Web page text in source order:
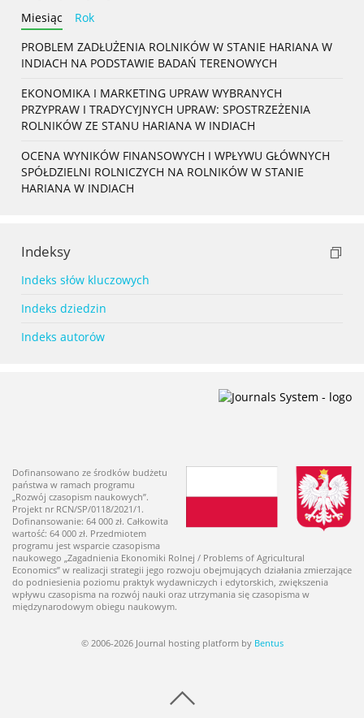
Miesiąc
Rok
PROBLEM ZADŁUŻENIA ROLNIKÓW W STANIE HARIANA W
INDIACH NA PODSTAWIE BADAŃ TERENOWYCH
EKONOMIKA I MARKETING UPRAW WYBRANYCH
PRZYPRAW I TRADYCYJNYCH UPRAW: SPOSTRZEŻENIA
ROLNIKÓW ZE STANU HARIANA W INDIACH
OCENA WYNIKÓW FINANSOWYCH I WPŁYWU GŁÓWNYCH
SPÓŁDZIELNI ROLNICZYCH NA ROLNIKÓW W STANIE
HARIANA W INDIACH
Indeksy
Indeks słów kluczowych
Indeks dziedzin
Indeks autorów
Dofinansowano ze środków budżetu
państwa w ramach programu
„Rozwój czasopism naukowych”.
Projekt nr RCN/SP/0118/2021/1.
Dofinansowanie: 64 000 zł. Całkowita
wartość: 64 000 zł. Przedmiotem
programu jest wsparcie czasopisma
naukowego „Zagadnienia Ekonomiki Rolnej / Problems of Agricultural
Economics” w realizacji strategii jego rozwoju obejmujących działania zmierzające
do podniesienia poziomu praktyk wydawniczych i edytorskich, zwiększenia
wpływu czasopisma na rozwój nauki oraz utrzymania się czasopisma w
międzynarodowym obiegu naukowym.
© 2006-2026 Journal hosting platform by Bentus